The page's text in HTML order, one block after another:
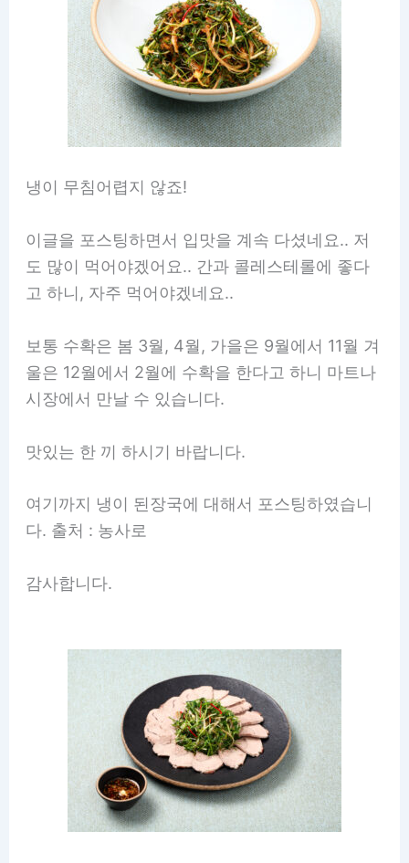
냉이 무침어렵지 않죠!
이글을 포스팅하면서 입맛을 계속 다셨네요.. 저
도 많이 먹어야겠어요.. 간과 콜레스테롤에 좋다
고 하니, 자주 먹어야겠네요..
보통 수확은 봄 3월, 4월, 가을은 9월에서 11월 겨
울은 12월에서 2월에 수확을 한다고 하니 마트나
시장에서 만날 수 있습니다.
맛있는 한 끼 하시기 바랍니다.
여기까지 냉이 된장국에 대해서 포스팅하였습니
다. 출처 : 농사로
감사합니다.